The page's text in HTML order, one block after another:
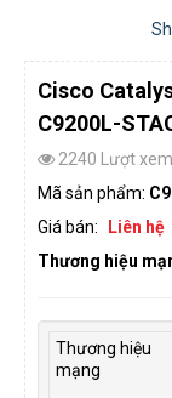
Cisco
C9200L-
2240 Lượt xem
Mã sản phẩm:
Giá bán:
Liên hệ
Thương hiệu
Thương hiệu
mạng